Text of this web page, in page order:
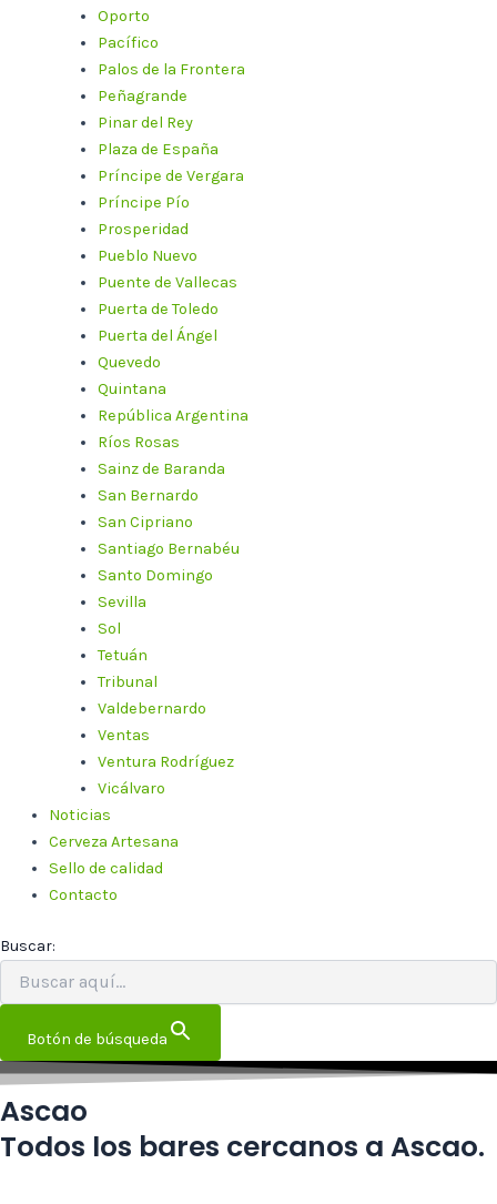
Oporto
Pacífico
Palos de la Frontera
Peñagrande
Pinar del Rey
Plaza de España
Príncipe de Vergara
Príncipe Pío
Prosperidad
Pueblo Nuevo
Puente de Vallecas
Puerta de Toledo
Puerta del Ángel
Quevedo
Quintana
República Argentina
Ríos Rosas
Sainz de Baranda
San Bernardo
San Cipriano
Santiago Bernabéu
Santo Domingo
Sevilla
Sol
Tetuán
Tribunal
Valdebernardo
Ventas
Ventura Rodríguez
Vicálvaro
Noticias
Cerveza Artesana
Sello de calidad
Contacto
Buscar:
Botón de búsqueda
Ascao
Todos los bares cercanos a Ascao.